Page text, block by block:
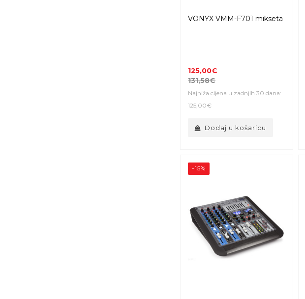
VONYX VMM-F701 mikseta
125,00€
131,58€
Najniža cijena u zadnjih 30 dana:
125,00€
Dodaj u košaricu
-15%